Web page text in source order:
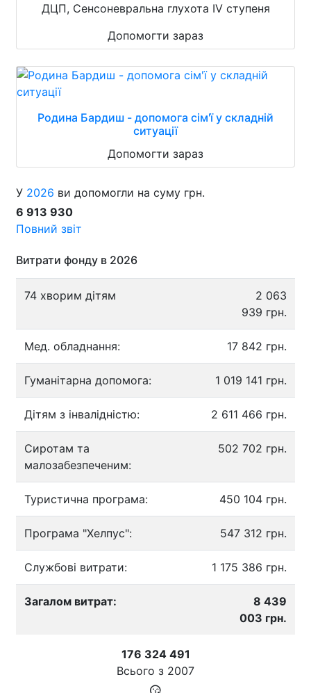
ДЦП, Сенсоневральна глухота IV ступеня
Допомогти зараз
Родина Бардиш - допомога сім'ї у складній
ситуації
Допомогти зараз
У 2026 ви допомогли на суму грн.
6 913 930
Повний звіт
Витрати фонду в 2026
74 хворим дітям
2 063
939 грн.
Мед. обладнання: 17 842 грн.
Гуманітарна допомога: 1 019 141 грн.
Дітям з інвалідністю: 2 611 466 грн.
Сиротам та
малозабезпеченим:
502 702 грн.
Туристична програма: 450 104 грн.
Програма "Хелпус": 547 312 грн.
Службові витрати: 1 175 386 грн.
Загалом витрат:
8 439
003 грн.
176 324 491
Всього з 2007